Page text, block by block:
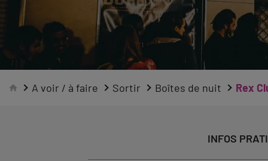
A voir / à faire Sortir Boîtes de nuit Rex
INFOS